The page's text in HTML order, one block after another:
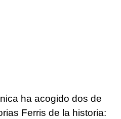
ha acogido dos de
Ferris de la historia: